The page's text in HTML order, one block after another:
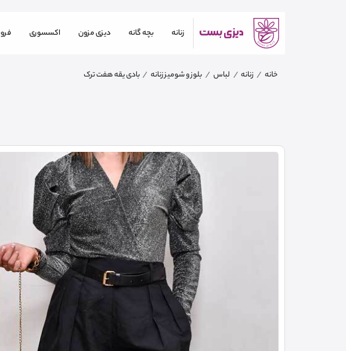
زنانه بچه گانه دیزی مزون اکسسوری
خانه زنانه لباس بلوز و شومیز زنانه بادی یقه هفت ترک